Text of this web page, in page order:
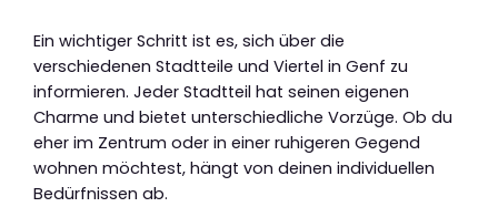
Ein wichtiger Schritt ist es, sich über die
verschiedenen Stadtteile und Viertel in Genf zu
informieren. Jeder Stadtteil hat seinen eigenen
Charme und bietet unterschiedliche Vorzüge. Ob du
eher im Zentrum oder in einer ruhigeren Gegend
wohnen möchtest, hängt von deinen individuellen
Bedürfnissen ab.